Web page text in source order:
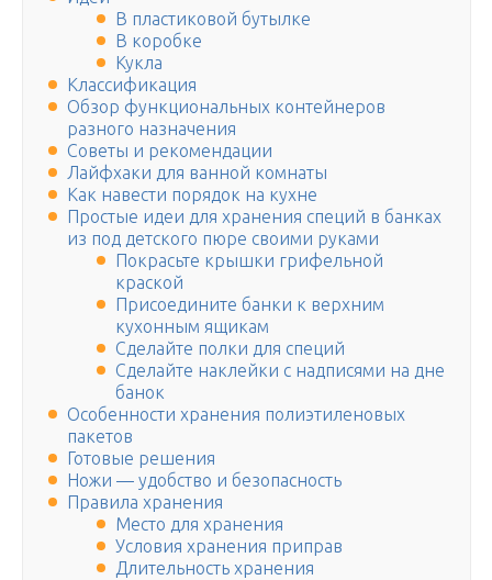
В пластиковой бутылке
В коробке
Кукла
Классификация
Обзор функциональных контейнеров
разного назначения
Советы и рекомендации
Лайфхаки для ванной комнаты
Как навести порядок на кухне
Простые идеи для хранения специй в банках
из под детского пюре своими руками
Покрасьте крышки грифельной
краской
Присоедините банки к верхним
кухонным ящикам
Сделайте полки для специй
Сделайте наклейки с надписями на дне
банок
Особенности хранения полиэтиленовых
пакетов
Готовые решения
Ножи — удобство и безопасность
Правила хранения
Место для хранения
Условия хранения приправ
Длительность хранения